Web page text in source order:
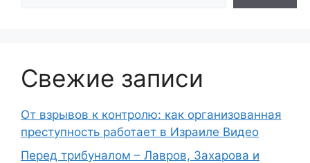
Свежие записи
От взрывов к контролю: как организованная
преступность работает в Израиле Видео
Перед трибуналом – Лавров, Захарова и